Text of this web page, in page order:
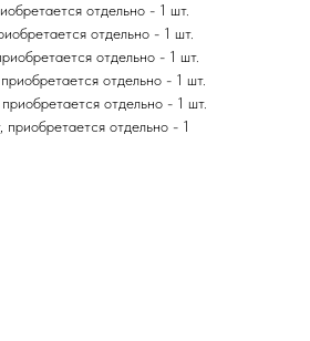
отдельно - 1 шт.
отдельно - 1 шт.
отдельно - 1 шт.
отдельно - 1 шт.
отдельно - 1 шт.
отдельно - 1